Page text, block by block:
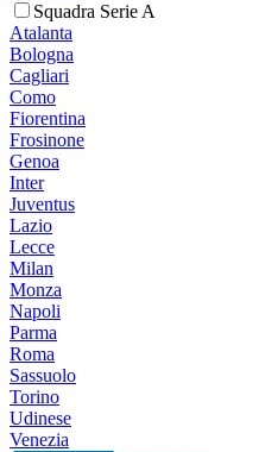
Squadra Serie A
Atalanta
Bologna
Cagliari
Como
Fiorentina
Frosinone
Genoa
Inter
Juventus
Lazio
Lecce
Milan
Monza
Napoli
Parma
Roma
Sassuolo
Torino
Udinese
Venezia